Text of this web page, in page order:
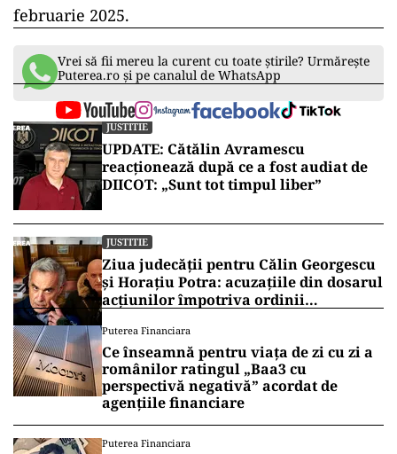
februarie 2025.
Vrei să fii mereu la curent cu toate știrile? Urmărește
Puterea.ro și pe canalul de WhatsApp
JUSTITIE
UPDATE: Cătălin Avramescu
reacționează după ce a fost audiat de
DIICOT: „Sunt tot timpul liber”
JUSTITIE
Ziua judecății pentru Călin Georgescu
și Horațiu Potra: acuzațiile din dosarul
acțiunilor împotriva ordinii
de la Înalta Curte
Puterea Financiara
Ce înseamnă pentru viața de zi cu zi a
românilor ratingul „Baa3 cu
perspectivă negativă” acordat de
agențiile financiare
Puterea Financiara